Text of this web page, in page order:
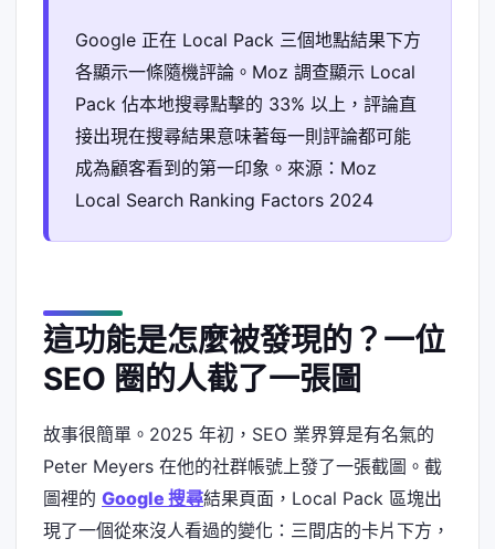
Google 正在 Local Pack 三個地點結果下方
各顯示一條隨機評論。Moz 調查顯示 Local
Pack 佔本地搜尋點擊的 33% 以上，評論直
接出現在搜尋結果意味著每一則評論都可能
成為顧客看到的第一印象。來源：Moz
Local Search Ranking Factors 2024
這功能是怎麼被發現的？一位
SEO 圈的人截了一張圖
故事很簡單。2025 年初，SEO 業界算是有名氣的
Peter Meyers 在他的社群帳號上發了一張截圖。截
圖裡的 Google 搜尋結果頁面，Local Pack 區塊出
現了一個從來沒人看過的變化：三間店的卡片下方，